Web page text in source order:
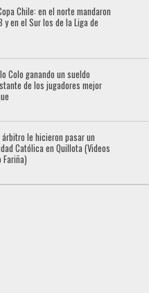
Chile: en el norte mandaron
y en el Sur los de la Liga de
Colo ganando un sueldo
de los jugadores mejor
árbitro le hicieron pasar un
Católica en Quillota (Videos